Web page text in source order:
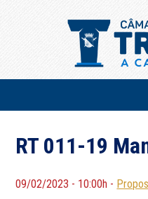
RT 011-19
09/02/2023 - 10:00h -